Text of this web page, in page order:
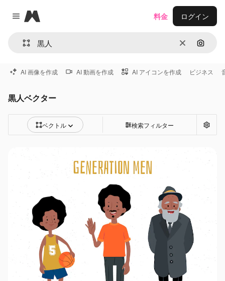
Close menu
Magnific
消去 画像で
料金 ログイン
AI 画像を作成 AI 動画を作成 AI アイコンを作成 ビジネス
黒人ベクター
ベクトル 検索フィルター